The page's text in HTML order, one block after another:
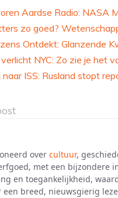
Aardse Radio: NASA
zo goed?
Ontdekt: Glanzende
NYC: Zo zie je het
ISS: Rusland stopt
over cultuur,
met een bijzondere
en toegankelijkheid,
een breed, nieuwsgierig